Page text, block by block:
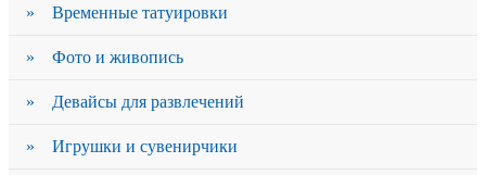
» Временные татуировки
» Фото и живопись
» Девайсы для развлечений
» Игрушки и сувенирчики